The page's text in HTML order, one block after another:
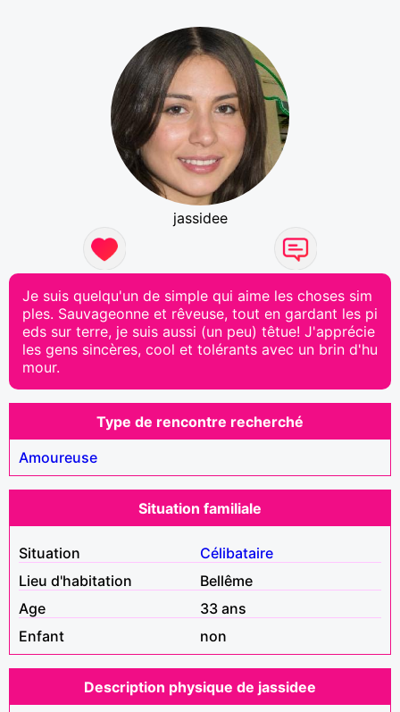
jassidee
Je suis quelqu'un de simple qui aime les choses sim
ples. Sauvageonne et rêveuse, tout en gardant les pi
eds sur terre, je suis aussi (un peu) têtue! J'apprécie
les gens sincères, cool et tolérants avec un brin d'hu
mour.
Type de rencontre recherché
Amoureuse
Situation familiale
Situation
Célibataire
Lieu d'habitation
Bellême
Age
33 ans
Enfant
non
Description physique de jassidee